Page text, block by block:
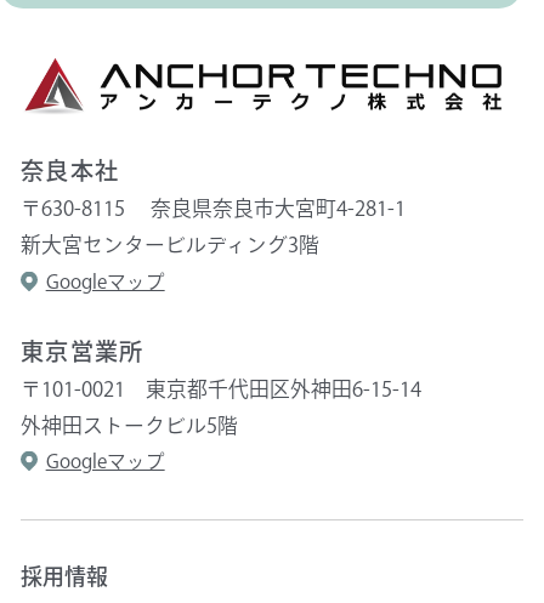
奈良本社
〒630-8115 奈良県奈良市大宮町4-281-1
新大宮センタービルディング3階
Googleマップ
東京営業所
〒101-0021 東京都千代田区外神田6-15-14
外神田ストークビル5階
Googleマップ
採用情報